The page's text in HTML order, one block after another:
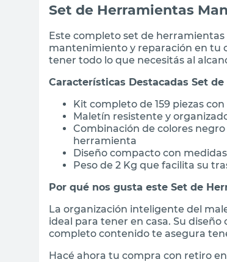
Set de Herramientas
Este completo set de
mantenimiento y reparación en tu
tener todo lo que necesitás al
Características Destacadas Set
Kit completo de 159 piezas
Maletín resistente y
Combinación de colores
herramienta
Diseño compacto con
Peso de 2 Kg que facilita su
Por qué nos gusta este Set de
La organización inteligente del
ideal para tener en casa. Su
completo contenido te asegura
Hacé ahora tu compra con retiro